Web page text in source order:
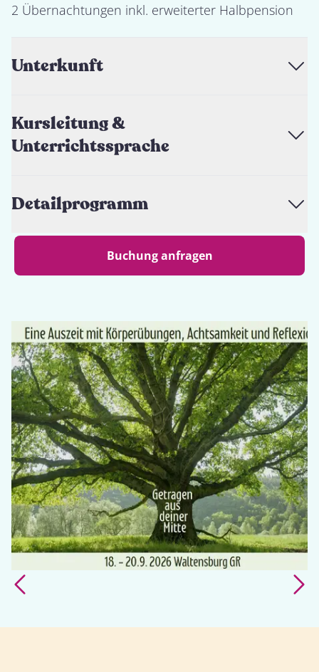
2 Übernachtungen inkl. erweiterter Halbpension
Unterkunft
Kursleitung &
Unterrichtssprache
Detailprogramm
Buchung anfragen